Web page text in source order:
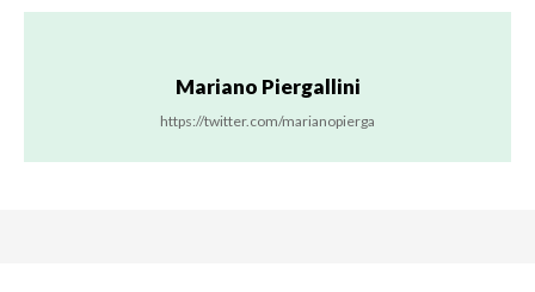
Mariano Piergallini
https://twitter.com/marianopierga